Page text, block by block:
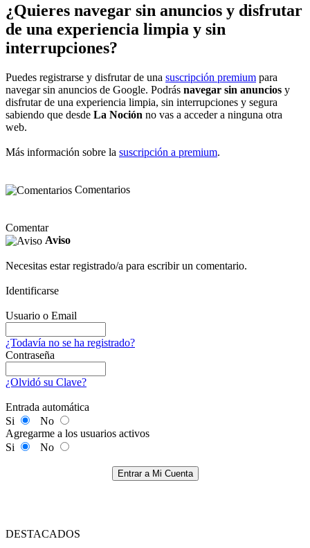
¿Quieres navegar sin anuncios y disfrutar
de una experiencia limpia y sin
interrupciones?
Puedes registrarse y disfrutar de una suscripción premium para
navegar sin anuncios de Google. Podrás navegar sin anuncios y
disfrutar de una experiencia limpia, sin interrupciones y segura
sabiendo que desde La Noción no vas a acceder a ninguna otra
web.
Más información sobre la suscripción a premium.
Comentarios
Comentar
Aviso
Necesitas estar registrado/a para escribir un comentario.
Identificarse
Usuario o Email
¿Todavía no se ha registrado?
Contraseña
¿Olvidó su Clave?
Entrada automática
Si
No
Agregarme a los usuarios activos
Si
No
Entrar a Mi Cuenta
DESTACADOS